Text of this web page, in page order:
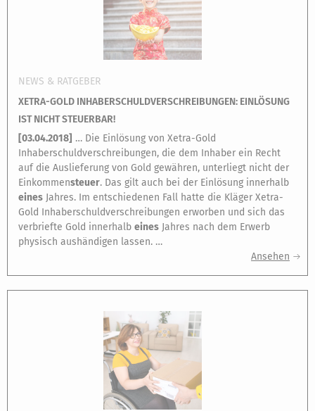
NEWS & RATGEBER
XETRA-GOLD INHABERSCHULDVERSCHREIBUNGEN: EINLÖSUNG
IST NICHT STEUERBAR!
[03.04.2018] … Die Einlösung von Xetra-Gold
Inhaberschuldverschreibungen, die dem Inhaber ein Recht
auf die Auslieferung von Gold gewähren, unterliegt nicht der
Einkommensteuer. Das gilt auch bei der Einlösung innerhalb
eines Jahres. Im entschiedenen Fall hatte die Kläger Xetra-
Gold Inhaberschuldverschreibungen erworben und sich das
verbriefte Gold innerhalb eines Jahres nach dem Erwerb
physisch aushändigen lassen. …
Ansehen